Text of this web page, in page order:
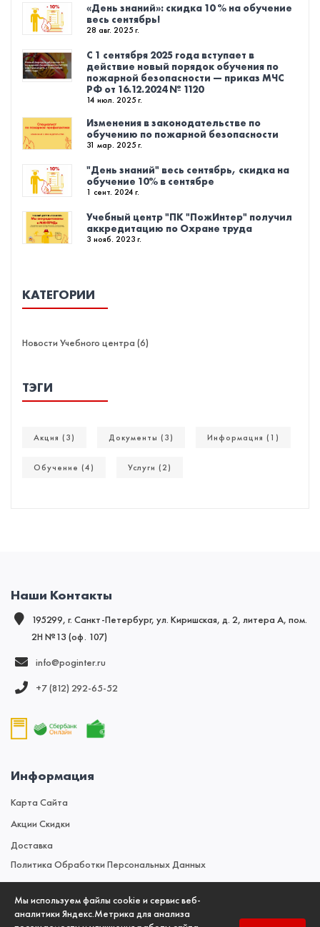
Мы используем файлы cookie и сервис веб-
аналитики Яндекс.Метрика для анализа
«День знаний»: скидка 10 % на обучение
весь сентябрь!
28 авг. 2025 г.
С 1 сентября 2025 года вступает в
действие новый порядок обучения по
пожарной безопасности — приказ МЧС
РФ от 16.12.2024 № 1120
14 июл. 2025 г.
Изменения в законодательстве по
обучению по пожарной безопасности
31 мар. 2025 г.
"День знаний" весь сентябрь, скидка на
обучение 10% в сентябре
1 сент. 2024 г.
Учебный центр "ПК "ПожИнтер" получил
аккредитацию по Охране труда
3 нояб. 2023 г.
КАТЕГОРИИ
Новости Учебного центра (6)
ТЭГИ
Акция (3) Документы (3) Информация (1)
Обучение (4) Услуги (2)
Наши Контакты
195299, г. Санкт-Петербург, ул. Киришская, д. 2, литера А, пом.
2Н №13 (оф. 107)
info@poginter.ru
+7 (812) 292‑65‑52
Информация
Карта Сайта
Акции Скидки
Доставка
Политика Обработки Персональных Данных
Новости